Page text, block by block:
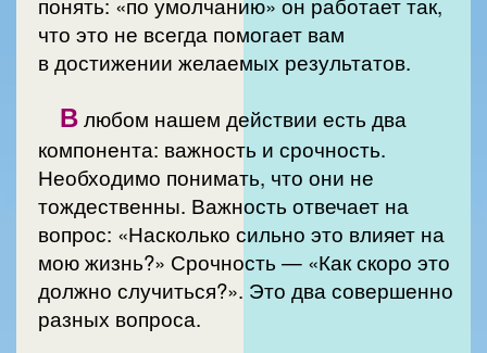
что это не всегда помогает вам
в достижении желаемых результатов.
Влюбом нашем действии есть два
компонента: важность и срочность.
Необходимо понимать, что они не
тождественны. Важность отвечает на
вопрос: «Насколько сильно это влияет на
мою жизнь?» Срочность — «Как скоро это
должно случиться?». Это два совершенно
разных вопроса.